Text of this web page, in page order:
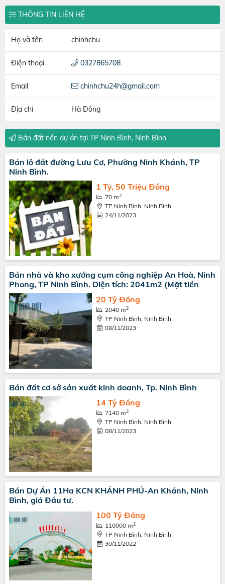
THÔNG TIN LIÊN HỆ
Họ và tên chinhchu
Điện thoại 0327865708
Email chinhchu24h@gmail.com
Địa chỉ Hà Đông
Bán đất nền dự án tại TP Ninh Bình, Ninh Bình
Bán lô đất đường Lưu Cơ, Phường Ninh Khánh, TP
Ninh Bình.
1 Tỷ, 50 Triệu Đồng
70 m2
TP Ninh Bình, Ninh Bình
24/11/2023
Bán nhà và kho xưởng cụm công nghiệp An Hoà, Ninh
Phong, TP Ninh Bình. Diện tích: 2041m2 (Mặt tiền
20 Tỷ Đồng
2040 m2
TP Ninh Bình, Ninh Bình
08/11/2023
Bán đất cơ sở sản xuất kinh doanh, Tp. Ninh Bình
14 Tỷ Đồng
7140 m2
TP Ninh Bình, Ninh Bình
08/11/2023
Bán Dự Án 11Ha KCN KHÁNH PHÚ-An Khánh, Ninh
Bình, giá Đầu tư.
100 Tỷ Đồng
110000 m2
TP Ninh Bình, Ninh Bình
30/11/2022